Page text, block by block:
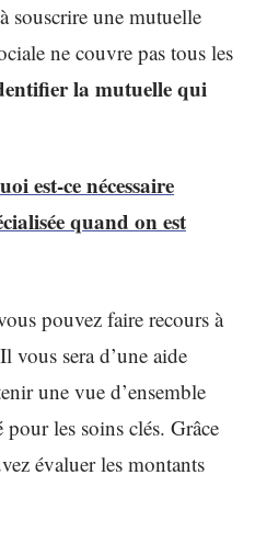
souscrire une mutuelle
ne couvre pas tous les
la mutuelle qui
est-ce nécessaire
quand on est
pouvez faire recours à
vous sera d’une aide
une vue d’ensemble
pour les soins clés. Grâce
évaluer les montants